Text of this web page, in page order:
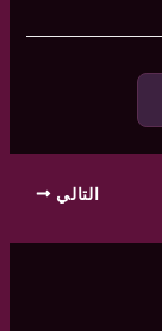
التالي